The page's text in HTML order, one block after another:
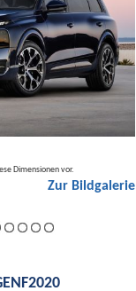
Dimensionen vor.
Zur Bildgalerie